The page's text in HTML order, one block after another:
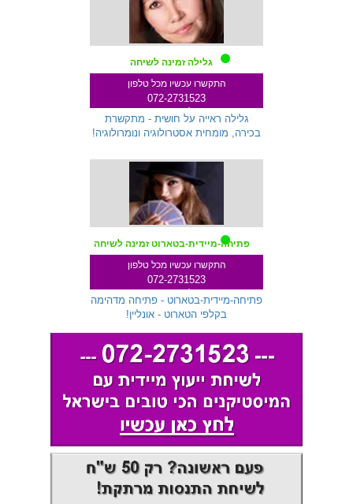
גלילה זמינה לשיחה
התקשרו עכשיו מכל טלפון
072-2731523
שלוחה 712
גלילה ראייה על חושית - מתקשרת
בכירה, מומחית אסטרולוגיה ונומרולוגיה!
פתיחה-מיידית-בטארוט זמינה לשיחה
התקשרו עכשיו מכל טלפון
072-2731523
פתיחה-מיידית-בטארוט - פתיחה מדהימה
בקלפי הטארוט - אונליין!